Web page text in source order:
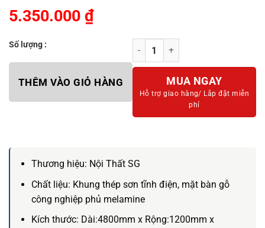
5.350.000 ₫
Số lượng : Module bàn 8 người 4m8 Erid
THÊM VÀO GIỎ HÀNG MUA NGAY
Hỗ trợ giao hàng/ Lắp đặt miễn
phí
Thương hiệu: Nội Thất SG
Chất liệu: Khung thép sơn tĩnh điện, mặt bàn gỗ
công nghiệp phủ melamine
Kích thước: Dài:4800mm x Rộng:1200mm x